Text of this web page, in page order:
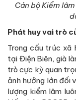
Cán bộ Kiểm
Phát huy vai trò
Trong cấu trúc xã
tại Điện Biên, già
trò cực kỳ quan
ảnh hưởng lớn đối
lượng kiểm lâm